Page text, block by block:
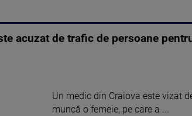
acuzat de trafic de persoane
Un medic din Craiova este vizat
muncă o femeie, pe care a ...